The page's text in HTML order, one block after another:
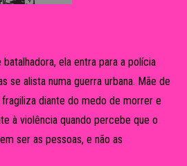
ela entra para a polícia
se alista numa guerra urbana. Mãe de
diante do medo de morrer e
à violência quando percebe que o
ser as pessoas, e não as